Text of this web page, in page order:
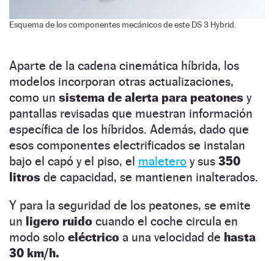
Esquema de los componentes mecánicos de este DS 3 Hybrid.
Aparte de la cadena cinemática híbrida, los
modelos incorporan otras actualizaciones,
como un sistema de alerta para peatones y
pantallas revisadas que muestran información
específica de los híbridos. Además, dado que
esos componentes electrificados se instalan
bajo el capó y el piso, el maletero y sus 350
litros de capacidad, se mantienen inalterados.
Y para la seguridad de los peatones, se emite
un ligero ruido cuando el coche circula en
modo solo eléctrico a una velocidad de hasta
30 km/h.